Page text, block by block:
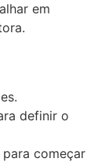
em
definir o
começar